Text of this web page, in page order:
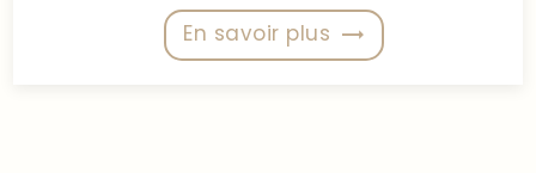
En savoir plus